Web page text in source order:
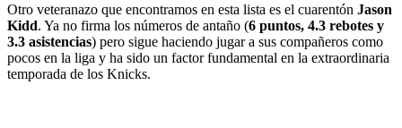
Otro veteranazo que encontramos en esta lista es el cuarentón Jason
Kidd. Ya no firma los números de antaño (6 puntos, 4.3 rebotes y
3.3 asistencias) pero sigue haciendo jugar a sus compañeros como
pocos en la liga y ha sido un factor fundamental en la extraordinaria
temporada de los Knicks.